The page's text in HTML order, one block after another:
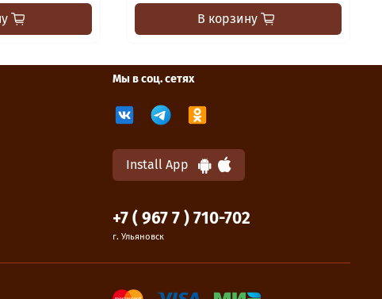
В корзину
Мы в соц. сетях
Install App
+7 ( 967 7 ) 710-702
г. Ульяновск